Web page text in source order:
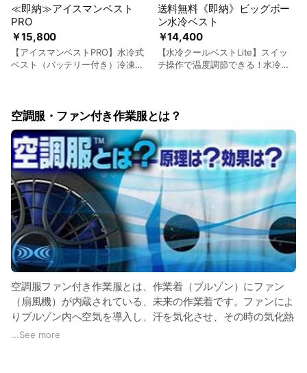
￥15,800
≪即納≫アイスマンベスト
PRO
【アイスマンベストPRO】水冷式
ベスト（バッテリー付き）冷凍ペ
￥14,400
送料無料《即納》ビッグボー
ン水冷ベスト
【水冷クールベストLite】スイッ
チ操作で温度調節できる！水冷ベ
空調服・ファン付き作業服とは？
空調服ファン付き作業服とは、作業着（ブルゾン）にファン
（扇風機）が内蔵されている、未来の作業着です。ファンによ
りブルゾン内へ空気を導入し、汗を気化させ、その時の気化熱
を利用し涼しさを体感できる作業着です。消費エネルギーもエ
...See more